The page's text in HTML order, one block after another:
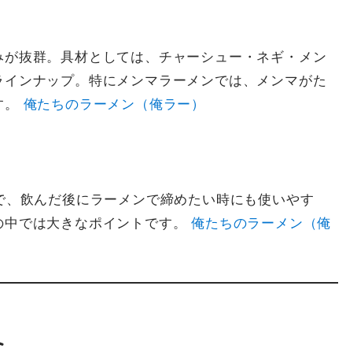
抜群。具材としては、チャーシュー・ネギ・メン
ンナップ。特にメンマラーメンでは、メンマがた
俺たちのラーメン（俺ラー）
飲んだ後にラーメンで締めたい時にも使いやす
中では大きなポイントです。俺たちのラーメン（俺